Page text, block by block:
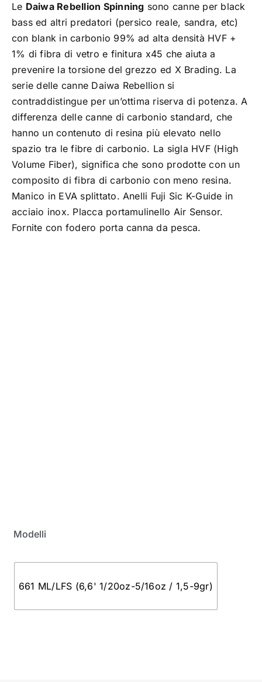
TROUT AREA
SALTWATER
BRAND
CHI SIAMO
GLOSSARIO
Le Daiwa Rebellion Spinning sono canne per black
bass ed altri predatori (persico reale, sandra, etc)
con blank in carbonio 99% ad alta densità HVF +
1% di fibra di vetro e finitura x45 che aiuta a
prevenire la torsione del grezzo ed X Brading. La
serie delle canne Daiwa Rebellion si
contraddistingue per un’ottima riserva di potenza. A
differenza delle canne di carbonio standard, che
hanno un contenuto di resina più elevato nello
spazio tra le fibre di carbonio. La sigla HVF (High
Volume Fiber), significa che sono prodotte con un
composito di fibra di carbonio con meno resina.
Manico in EVA splittato. Anelli Fuji Sic K-Guide in
acciaio inox. Placca portamulinello Air Sensor.
Fornite con fodero porta canna da pesca.
Modelli
661 ML/LFS (6,6' 1/20oz-5/16oz / 1,5-9gr)